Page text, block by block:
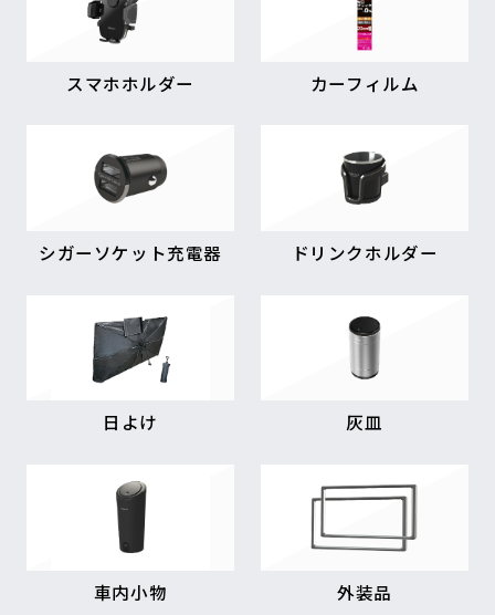
スマホホルダー カーフィルム
シガーソケット充電器 ドリンクホルダー
日よけ 灰皿
車内小物 外装品